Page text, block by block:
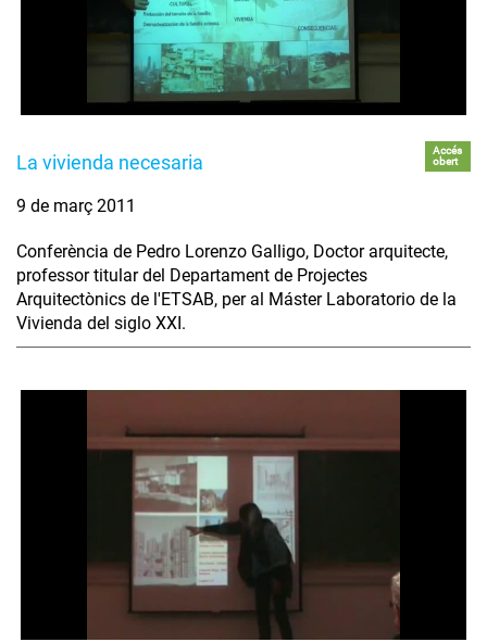
La vivienda necesaria
Accés
obert
9 de març 2011
Conferència de Pedro Lorenzo Galligo, Doctor arquitecte,
professor titular del Departament de Projectes
Arquitectònics de l'ETSAB, per al Máster Laboratorio de la
Vivienda del siglo XXI.